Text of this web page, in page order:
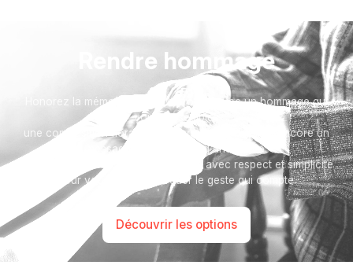
Rendre hommage
Honorez la mémoire de votre proche avec un hommage qui
vous ressemble :
une composition florale, une plaque, un arbre, ou encore un
message accompagné d'une photo.
Toutes nos options sont présentées avec respect et simplicité
pour vous aider à marquer le geste qui compte.
Découvrir les options